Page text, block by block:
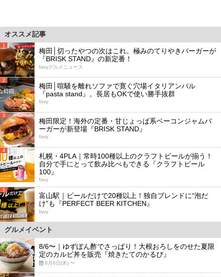
オススメ記事
1
梅田│切ったやつの次はこれ。極みのてりやきバーガーが
『BRISK STAND』の新定番！
favyグルメニュース
2
梅田│喧騒を離れソファで寛ぐ穴場イタリアンバル
『pasta stand』。長居もOKで使い勝手抜群
favy
3
梅田限定！海外の定番・甘じょっぱ系ベーコンジャムバ
ーガーが新登場『BRISK STAND』
favy
4
札幌・4PLA｜常時100種以上のクラフトビールが揃う！
自分で手にとって飲み比べもできる『クラフトビール
100』
favy
5
富山駅｜ビールだけで20種以上！独自ブレンドに“泡だ
け”も『PERFECT BEER KITCHEN』
favy
グルメイベント
8/6〜｜ゆずぽん酢でさっぱり！大根おろしをのせた夏限
定のカルビ丼を販売『焼きたてのかるび』
8月6日(木) 〜